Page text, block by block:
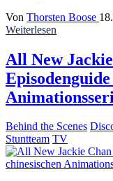
Von Thorsten Boose
Weiterlesen
All New
Behind the Scenes
Stuntteam TV